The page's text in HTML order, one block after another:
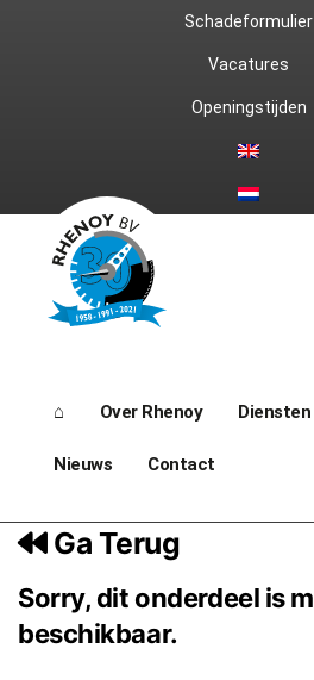
Schadeformulier
Vacatures
Openingstijden
⌂ Over Rhenoy Diensten
Nieuws Contact
Ga Terug
Sorry, dit onderdeel is
beschikbaar.